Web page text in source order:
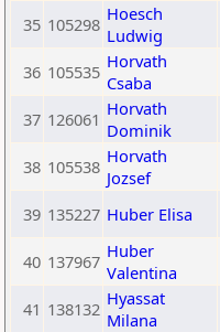
35 105298 Hoesch
Ludwig
36 105535 Horvath
Csaba
37 126061 Horvath
Dominik
38 105538 Horvath
Jozsef
39 135227 Huber Elisa
40 137967 Huber
Valentina
41 138132 Hyassat
Milana